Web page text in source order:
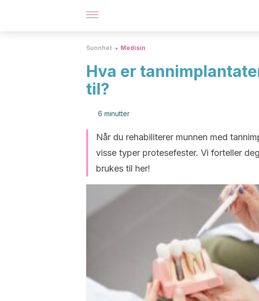
Sunnhet Medisin
Hva er
til?
6 minutter
Når du rehabiliterer munnen med
visse typer protesefester. Vi forteller
brukes til her!